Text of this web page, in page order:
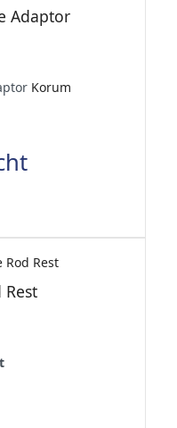
Adaptor
Korum
Rest